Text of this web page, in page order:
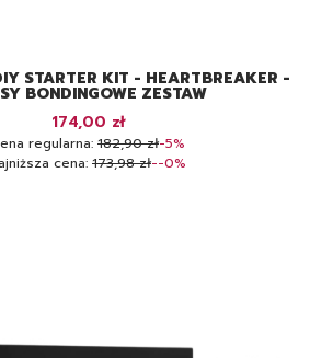
STARTER KIT - HEARTBREAKER -
BONDINGOWE ZESTAW
Cena promocyjna
174,00 zł
regularna: 182,90 zł-5%
cena: 173,98 zł--0%